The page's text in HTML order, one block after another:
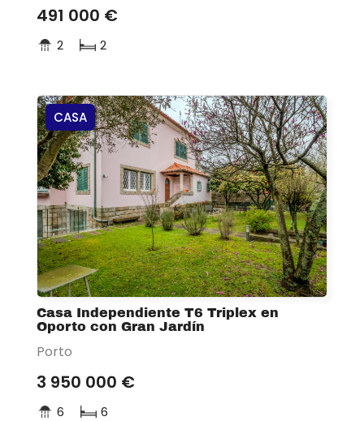
491 000 €
2 2
CASA
Casa Independiente T6 Triplex en
Oporto con Gran Jardín
Porto
3 950 000 €
6 6